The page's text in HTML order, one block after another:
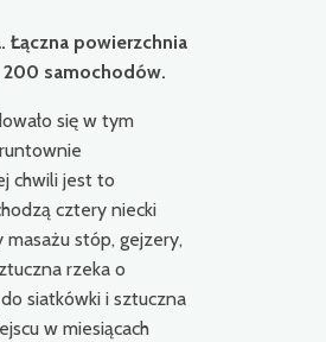
Łączna powierzchnia
samochodów.
się w tym
chwili jest to
cztery niecki
stóp, gejzery,
rzeka o
siatkówki i sztuczna
w miesiącach